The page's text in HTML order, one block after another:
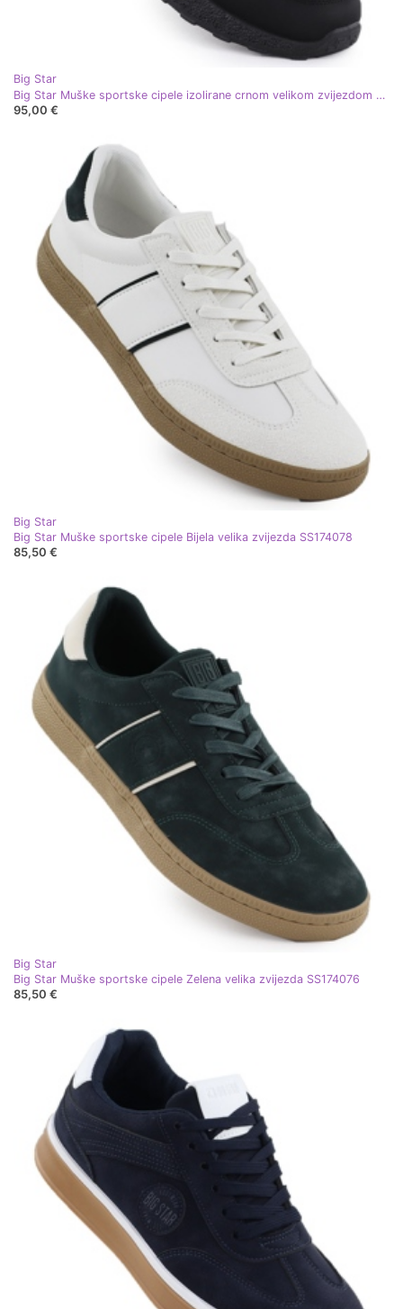
Big Star
Big Star Muške sportske cipele izolirane crnom velikom zvijezdom SS174411
95,00 €
Big Star
Big Star Muške sportske cipele Bijela velika zvijezda SS174078
85,50 €
Big Star
Big Star Muške sportske cipele Zelena velika zvijezda SS174076
85,50 €